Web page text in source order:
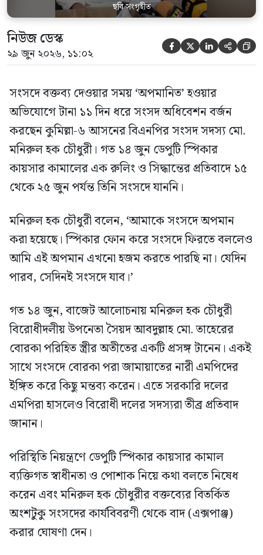
ছবি সংগৃহীত
নিউজ ডেস্ক
২৯ জুন ২০২৬, ১১:০২     
সংসদে বক্তব্য দেওয়ার সময় ‘অপমানিত’ হওয়ার
অভিযোগে টানা ১১ দিন ধরে সংসদ অধিবেশন বর্জন
করছেন কুমিল্লা-৬ আসনের বিএনপির সংসদ সদস্য মো.
মনিরুল হক চৌধুরী। গত ১৪ জুন ডেপুটি স্পিকার
কায়সার কামালের এক রুলিং ও সিদ্ধান্তের প্রতিবাদে ১৫
থেকে ২৫ জুন পর্যন্ত তিনি সংসদে যাননি।
মনিরুল হক চৌধুরী বলেন, ‘আমাকে সংসদে অপমান
করা হয়েছে। স্পিকার ফোন করে সংসদে ফিরতে বললেও
আমি এই অপমান এখনো হজম করতে পারছি না। যেদিন
পারব, সেদিনই সংসদে যাব।’
গত ১৪ জুন, বাজেট আলোচনায় মনিরুল হক চৌধুরী
বিরোধীদলীয় উপনেতা সৈয়দ আবদুল্লাহ মো. তাহেরের
বোরকা পরিহিত স্ত্রীর অতীতের একটি প্রসঙ্গ টানেন। একই
সাথে সংসদে বোরকা পরা জামায়াতের নারী এমপিদের
ইঙ্গিত করে কিছু মন্তব্য করেন। এতে সরকারি দলের
এমপিরা হাসলেও বিরোধী দলের সদস্যরা তীব্র প্রতিবাদ
জানান।
পরিস্থিতি নিয়ন্ত্রণে ডেপুটি স্পিকার কায়সার কামাল
ব্যক্তিগত স্বাধীনতা ও পোশাক নিয়ে কথা বলতে নিষেধ
করেন এবং মনিরুল হক চৌধুরীর বক্তব্যের বিতর্কিত
অংশটুকু সংসদের কার্যবিবরণী থেকে বাদ (এক্সপাঞ্জ)
করার ঘোষণা দেন।